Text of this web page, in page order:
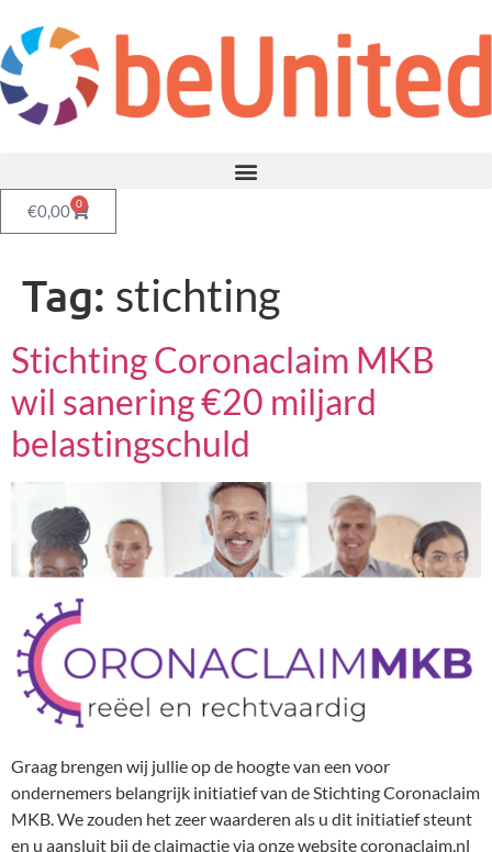
€0,00 0
Tag: stichting
Stichting Coronaclaim MKB
wil sanering €20 miljard
belastingschuld
Graag brengen wij jullie op de hoogte van een voor
ondernemers belangrijk initiatief van de Stichting Coronaclaim
MKB. We zouden het zeer waarderen als u dit initiatief steunt
en u aansluit bij de claimactie via onze website coronaclaim.nl